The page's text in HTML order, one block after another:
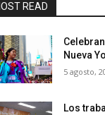
READ
Nueva
5 agosto,
Los